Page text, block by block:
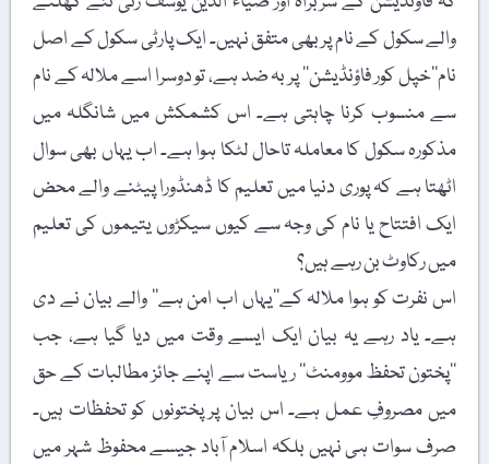
والے سکول کے نام پر بھی متفق نہیں۔ ایک پارٹی سکول کے اصل
نام’’خپل کور فاؤنڈیشن‘‘ پر بہ ضد ہے، تو دوسرا اسے ملالہ کے نام
سے منسوب کرنا چاہتی ہے۔ اس کشمکش میں شانگلہ میں
مذکورہ سکول کا معاملہ تاحال لٹکا ہوا ہے۔ اب یہاں بھی سوال
اٹھتا ہے کہ پوری دنیا میں تعلیم کا ڈھنڈورا پیٹنے والے محض
ایک افتتاح یا نام کی وجہ سے کیوں سیکڑوں یتیموں کی تعلیم
میں رکاوٹ بن رہے ہیں؟
اس نفرت کو ہوا ملالہ کے’’یہاں اب امن ہے‘‘ والے بیان نے دی
ہے۔ یاد رہے یہ بیان ایک ایسے وقت میں دیا گیا ہے، جب
’’پختون تحفظ موومنٹ‘‘ ریاست سے اپنے جائز مطالبات کے حق
میں مصروفِ عمل ہے۔ اس بیان پر پختونوں کو تحفظات ہیں۔
صرف سوات ہی نہیں بلکہ اسلام آباد جیسے محفوظ شہر میں